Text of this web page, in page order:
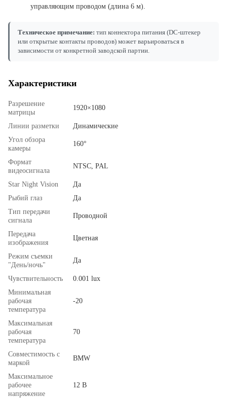
управляющим проводом (длина 6 м).
Техническое примечание: тип коннектора питания (DC-штекер
или открытые контакты проводов) может варьироваться в
зависимости от конкретной заводской партии.
Характеристики
Разрешение
матрицы
1920×1080
Линии разметки
Динамические
Угол обзора
камеры
160°
Формат
видеосигнала
NTSC, PAL
Star Night Vision
Да
Рыбий глаз
Да
Тип передачи
сигнала
Проводной
Передача
изображения
Цветная
Режим съемки
"День/ночь"
Да
Чувствительность
0.001 lux
Минимальная
рабочая
температура
-20
Максимальная
рабочая
температура
70
Совместимость с
маркой
BMW
Максимальное
рабочее
напряжение
12 В